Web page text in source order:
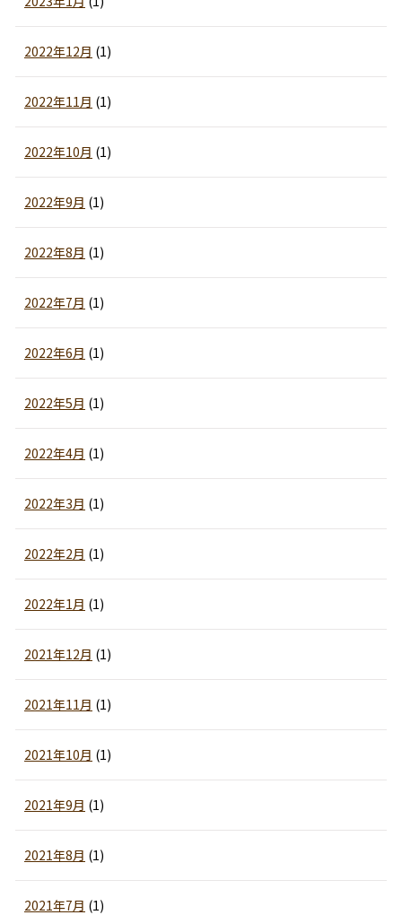
2022年12月 (1)
2022年11月 (1)
2022年10月 (1)
2022年9月 (1)
2022年8月 (1)
2022年7月 (1)
2022年6月 (1)
2022年5月 (1)
2022年4月 (1)
2022年3月 (1)
2022年2月 (1)
2022年1月 (1)
2021年12月 (1)
2021年11月 (1)
2021年10月 (1)
2021年9月 (1)
2021年8月 (1)
2021年7月 (1)